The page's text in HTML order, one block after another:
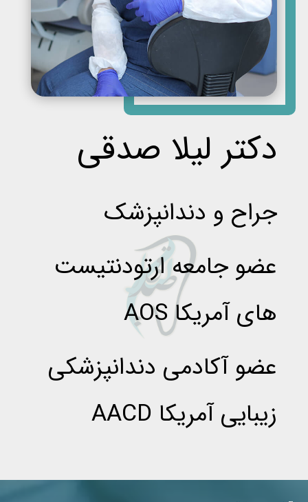
دکتر لیلا صدقی
جراح و دندانپزشک
عضو جامعه ارتودنتیست
های آمریکا AOS
عضو آکادمی دندانپزشکی
زیبایی آمریکا AACD